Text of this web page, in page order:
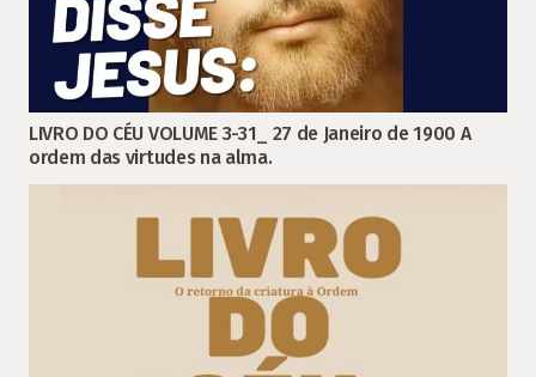
LIVRO DO CÉU VOLUME 3-31_ 27 de Janeiro de 1900 A
ordem das virtudes na alma.